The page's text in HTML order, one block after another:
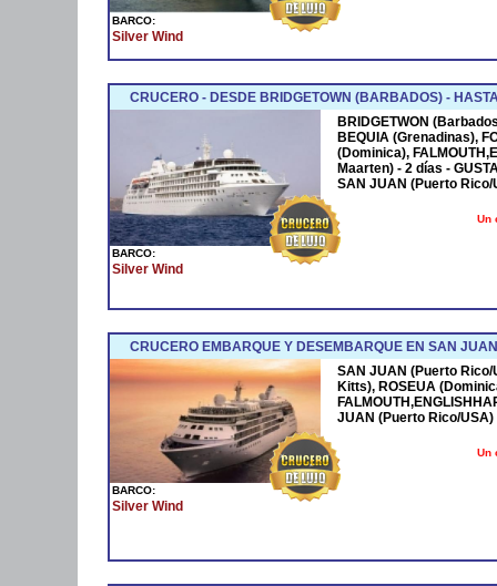
BARCO:
Silver Wind
CRUCERO - DESDE BRIDGETOWN (BARBADOS) -
BARCO:
Silver Wind
BRIDGETWON
BEQUIA (Grenadinas),
(Dominica),
Maarten) - 2 días -
SAN JUAN (Puerto Rico/
Un
CRUCERO EMBARQUE Y DESEMBARQUE EN SAN
BARCO:
Silver Wind
SAN JUAN (Puerto Rico/
Kitts), ROSEUA
JUAN (Puerto Rico/USA)
Un